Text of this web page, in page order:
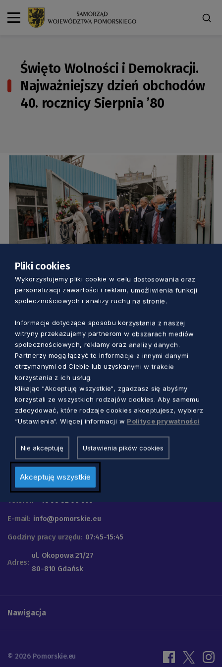
Święto Wolności i Demokracji.
Najważniejszy dzień obchodów
40. rocznicy Sierpnia ’80
SAMORZĄD
Święto Wolności i Demokracji.
rocznicy Sierpnia ’80
5 lat temu
Urząd Marszałkowski
Województwa Pomorskiego
Telefon +48 58 32 68 555
E-mail: info@pomorskie.eu
Godziny pracy urzędu: 07:45-15:45
Adres:
ul. Okopowa 21/27
80-810 Gdańsk
Nawigacja
© 2026 Pomorskie.eu
Pliki cookies
Wykorzystujemy pliki cookie w celu dostosowania oraz
personalizacji zawartości i reklam, umożliwienia funkcji
społecznościowych i analizy ruchu na stronie.
Informacje dotyczące sposobu korzystania z naszej
witryny przekazujemy partnerom w obszarach mediów
społecznościowych, reklamy oraz analizy danych.
Partnerzy mogą łączyć te informacje z innymi danymi
otrzymanymi od Ciebie lub uzyskanymi w trakcie
korzystania z ich usług.
Klikając “Akceptuję wszystkie“, zgadzasz się abyśmy
korzystali ze wszystkich rodzajów cookies. Aby samemu
zdecydować, które rodzaje cookies akceptujesz, wybierz
“Ustawienia“. Więcej informacji w Polityce prywatności
Nie akceptuję Ustawienia pików cookies
Akceptuję wszystkie